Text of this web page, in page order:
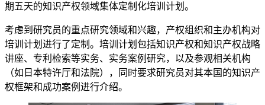
期五天的知识产权领域集体定制化培训计划。
考虑到研究员的重点研究领域和兴趣，产权组织和主办机构对
培训计划进行了定制。培训计划包括知识产权和知识产权战略
讲座、专利检索等实务、实务案例研究，以及参观相关机构
（如日本特许厅和法院），同时要求研究员对其本国的知识产
权框架和成功案例进行介绍。